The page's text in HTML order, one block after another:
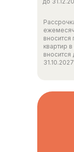
квартир
вносится
31.10.2027